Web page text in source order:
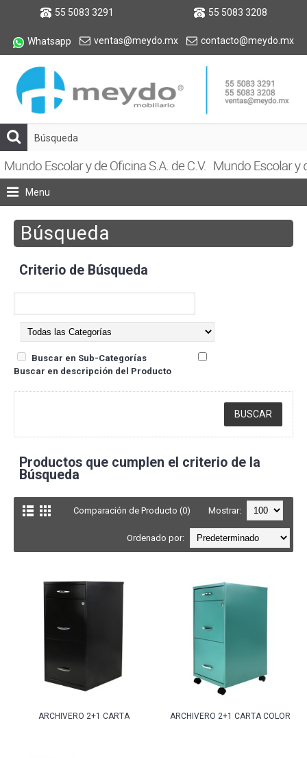
55 5083 3291 55 5083 3208
Whatsapp ventas@meydo.mx contacto@meydo.mx
Menu
Búsqueda
Criterio de Búsqueda
Buscar en Sub-Categorías
Buscar en descripción del Producto
Productos que cumplen el criterio de la
Búsqueda
Comparación de Producto (0) Mostrar:
Ordenado por:
ARCHIVERO 2+1 CARTA ARCHIVERO 2+1 CARTA COLOR